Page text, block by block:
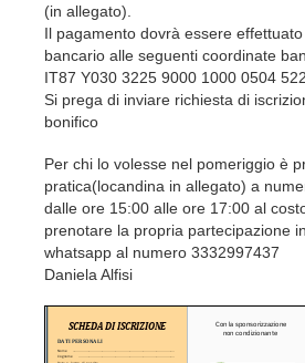
(in allegato).
Il pagamento dovrà essere
bancario alle seguenti coordinate
IT87 Y030 3225 9000 1000 0504
Si prega di inviare richiesta di
bonifico
Per chi lo volesse nel pomeriggio è
pratica(locandina in allegato) a
dalle ore 15:00 alle ore 17:00 al
prenotare la propria partecipazione
whatsapp al numero 3332997437
Daniela Alfisi